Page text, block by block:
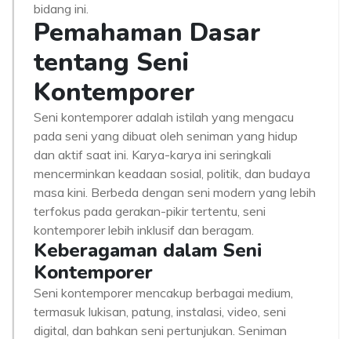
bidang ini.
Pemahaman Dasar
tentang Seni
Kontemporer
Seni kontemporer adalah istilah yang mengacu
pada seni yang dibuat oleh seniman yang hidup
dan aktif saat ini. Karya-karya ini seringkali
mencerminkan keadaan sosial, politik, dan budaya
masa kini. Berbeda dengan seni modern yang lebih
terfokus pada gerakan-pikir tertentu, seni
kontemporer lebih inklusif dan beragam.
Keberagaman dalam Seni
Kontemporer
Seni kontemporer mencakup berbagai medium,
termasuk lukisan, patung, instalasi, video, seni
digital, dan bahkan seni pertunjukan. Seniman